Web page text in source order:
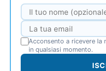
Acconsento a ricevere la
in qualsiasi momento.